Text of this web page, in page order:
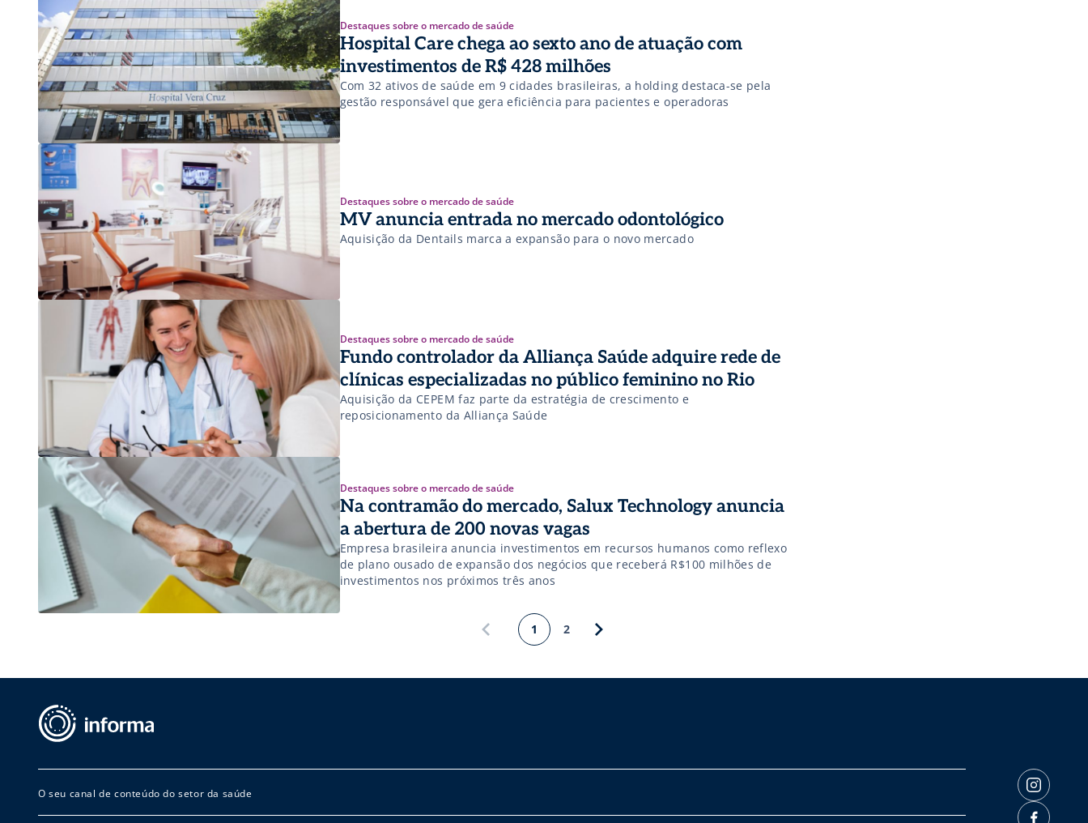
Destaques sobre o mercado de saúde
Hospital Care chega ao sexto ano de atuação com
investimentos de R$ 428 milhões
Com 32 ativos de saúde em 9 cidades brasileiras, a holding destaca-se pela
gestão responsável que gera eficiência para pacientes e operadoras
Destaques sobre o mercado de saúde
MV anuncia entrada no mercado odontológico
Aquisição da Dentails marca a expansão para o novo mercado
Destaques sobre o mercado de saúde
Fundo controlador da Alliança Saúde adquire rede de
clínicas especializadas no público feminino no Rio
Aquisição da CEPEM faz parte da estratégia de crescimento e
reposicionamento da Alliança Saúde
Destaques sobre o mercado de saúde
Na contramão do mercado, Salux Technology anuncia
a abertura de 200 novas vagas
Empresa brasileira anuncia investimentos em recursos humanos como reflexo
de plano ousado de expansão dos negócios que receberá R$100 milhões de
investimentos nos próximos três anos
1 2
O seu canal de conteúdo do setor da saúde